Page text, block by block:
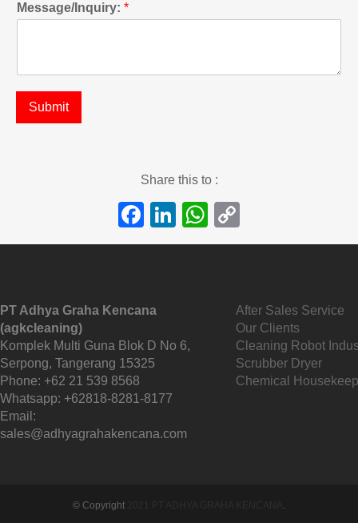
Message/Inquiry: *
Submit
Share this to :
Facebook
LinkedIn
WhatsApp
Link
PT Adhya Graha Kencana
(agkcleaning)
Komplek Multi Guna Blok D No 6,
Serpong, Tangerang 15325
Phone: +62 21 539 8568
Whatsapp: +62818-8281-8177
Email:
sales@adhyagrahakencana.com
After Sales Service
Our Clients
Cleaning Robot
Scrubber Dryer
Chemical
© Copyright .